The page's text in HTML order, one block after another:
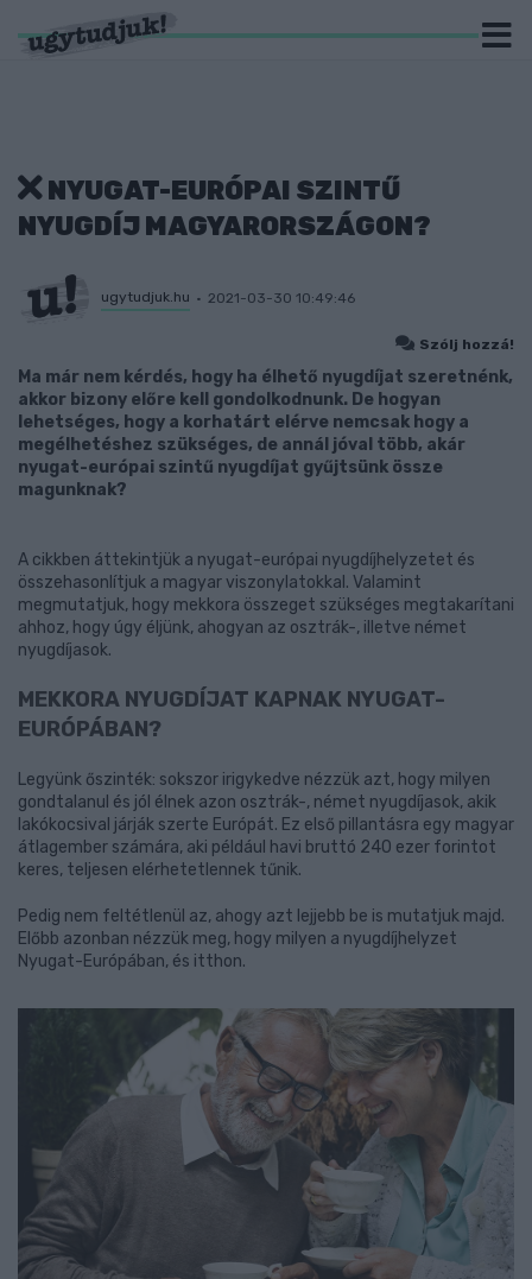
NYUGAT-EURÓPAI SZINTŰ
NYUGDÍJ MAGYARORSZÁGON?
ugytudjuk.hu 2021-03-30 10:49:46
Szólj hozzá!
Ma már nem kérdés, hogy ha élhető nyugdíjat szeretnénk,
akkor bizony előre kell gondolkodnunk. De hogyan
lehetséges, hogy a korhatárt elérve nemcsak hogy a
megélhetéshez szükséges, de annál jóval több, akár
nyugat-európai szintű nyugdíjat gyűjtsünk össze
magunknak?
A cikkben áttekintjük a nyugat-európai nyugdíjhelyzetet és
összehasonlítjuk a magyar viszonylatokkal. Valamint
megmutatjuk, hogy mekkora összeget szükséges megtakarítani
ahhoz, hogy úgy éljünk, ahogyan az osztrák-, illetve német
nyugdíjasok.
MEKKORA NYUGDÍJAT KAPNAK NYUGAT-
EURÓPÁBAN?
Legyünk őszinték: sokszor irigykedve nézzük azt, hogy milyen
gondtalanul és jól élnek azon osztrák-, német nyugdíjasok, akik
lakókocsival járják szerte Európát. Ez első pillantásra egy magyar
átlagember számára, aki például havi bruttó 240 ezer forintot
keres, teljesen elérhetetlennek tűnik.
Pedig nem feltétlenül az, ahogy azt lejjebb be is mutatjuk majd.
Előbb azonban nézzük meg, hogy milyen a nyugdíjhelyzet
Nyugat-Európában, és itthon.